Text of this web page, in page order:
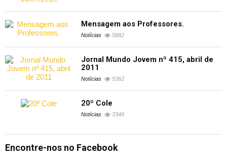
Mensagem aos Professores.
Notícias 5882
Jornal Mundo Jovem nº 415, abril de
2011
Notícias 5362
20º Cole
Notícias 3346
Encontre-nos no Facebook